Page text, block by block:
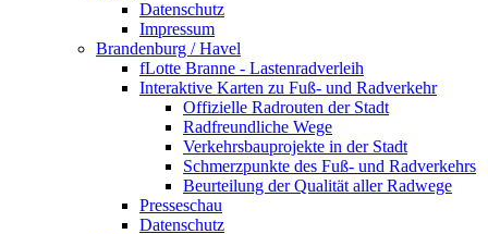
Datenschutz
Impressum
Brandenburg / Havel
fLotte Branne - Lastenradverleih
Interaktive Karten zu Fuß- und Radverkehr
Offizielle Radrouten der Stadt
Radfreundliche Wege
Verkehrsbauprojekte in der Stadt
Schmerzpunkte des Fuß- und Radverkehrs
Beurteilung der Qualität aller Radwege
Presseschau
Datenschutz